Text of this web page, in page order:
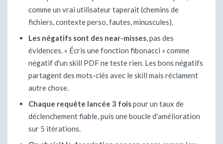
comme un vrai utilisateur taperait (chemins de
fichiers, contexte perso, fautes, minuscules).
Les négatifs sont des near-misses, pas des
évidences. « Écris une fonction fibonacci » comme
négatif d'un skill PDF ne teste rien. Les bons négatifs
partagent des mots-clés avec le skill mais réclament
autre chose.
Chaque requête lancée 3 foispour un taux de
déclenchement fiable, puis une boucle d'amélioration
sur 5 itérations.